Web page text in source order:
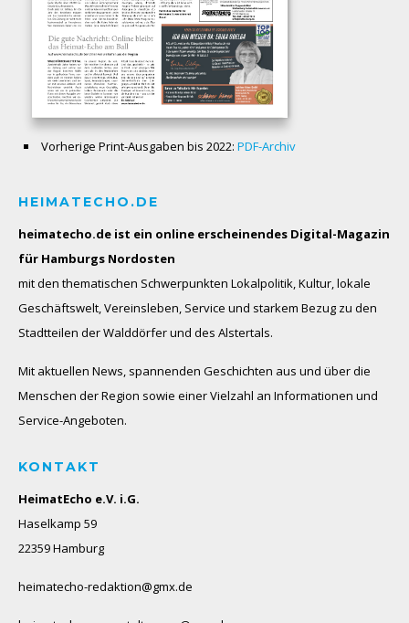
Vorherige Print-Ausgaben bis 2022: PDF-Archiv
HEIMATECHO.DE
heimatecho.de ist ein online erscheinendes Digital-Magazin
für Hamburgs Nordosten
mit den thematischen Schwerpunkten Lokalpolitik, Kultur, lokale
Geschäftswelt, Vereinsleben, Service und starkem Bezug zu den
Stadtteilen der Walddörfer und des Alstertals.
Mit aktuellen News, spannenden Geschichten aus und über die
Menschen der Region sowie einer Vielzahl an Informationen und
Service-Angeboten.
KONTAKT
HeimatEcho e.V. i.G.
Haselkamp 59
22359 Hamburg
heimatecho-redaktion@gmx.de